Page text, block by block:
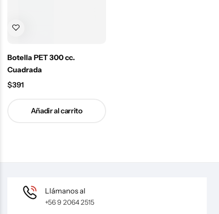
Botella PET 300 cc.
Cuadrada
$391
Añadir al carrito
Llámanos al
+56 9 2064 2515